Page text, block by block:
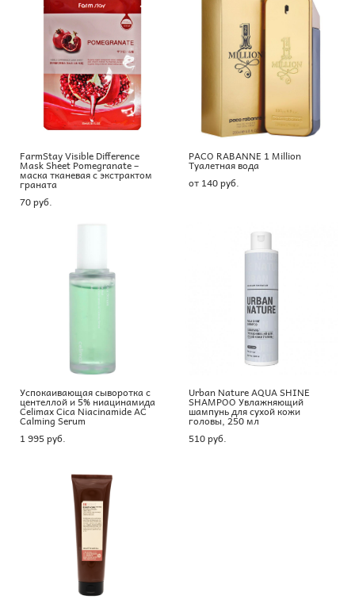
FarmStay Visible Difference
Mask Sheet Pomegranate –
маска тканевая с экстрактом
граната
70 pуб.
PACO RABANNE 1 Million
Туалетная вода
от 140 pуб.
Успокаивающая сыворотка с
центеллой и 5% ниацинамида
Celimax Cica Niacinamide AC
Calming Serum
1 995 pуб.
Urban Nature AQUA SHINE
SHAMPOO Увлажняющий
шампунь для сухой кожи
головы, 250 мл
510 pуб.